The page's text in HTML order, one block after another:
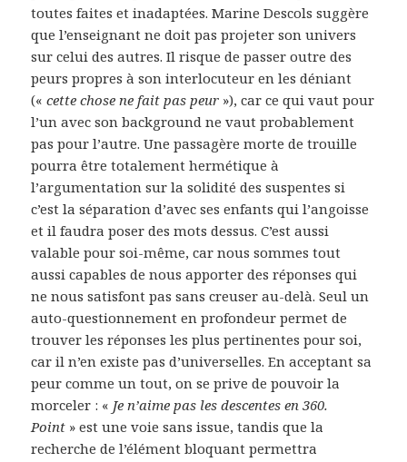
toutes faites et inadaptées. Marine Descols suggère
que l’enseignant ne doit pas projeter son univers
sur celui des autres. Il risque de passer outre des
peurs propres à son interlocuteur en les déniant
(«cette chose ne fait pas peur »), car ce qui vaut pour
l’un avec son background ne vaut probablement
pas pour l’autre. Une passagère morte de trouille
pourra être totalement hermétique à
l’argumentation sur la solidité des suspentes si
c’est la séparation d’avec ses enfants qui l’angoisse
et il faudra poser des mots dessus. C’est aussi
valable pour soi-même, car nous sommes tout
aussi capables de nous apporter des réponses qui
ne nous satisfont pas sans creuser au-delà. Seul un
auto-questionnement en profondeur permet de
trouver les réponses les plus pertinentes pour soi,
car il n’en existe pas d’universelles. En acceptant sa
peur comme un tout, on se prive de pouvoir la
morceler : « Je n’aime pas les descentes en 360.
Point » est une voie sans issue, tandis que la
recherche de l’élément bloquant permettra